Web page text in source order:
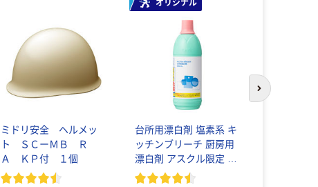
ミドリ安全 ヘルメッ
ト ＳＣーＭＢ Ｒ
Ａ ＫＰ付 １個
オリジナル
台所用漂白剤 塩素系 キ
ッチンブリーチ 厨房用
漂白剤 アスクル限定 オ
リジナル
次のスライド